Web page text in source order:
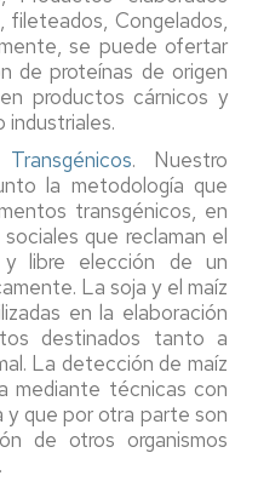
fileteados, Congelados,
se puede ofertar
de proteínas de origen
productos cárnicos y
industriales.
. Nuestro
la metodología que
transgénicos, en
que reclaman el
libre elección de un
La soja y el maíz
en la elaboración
destinados tanto a
La detección de maíz
mediante técnicas con
y que por otra parte son
de otros organismos